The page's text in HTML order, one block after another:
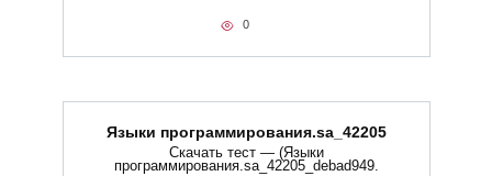
0
Языки программирования.sa_42205
Скачать тест — (Языки
программирования.sa_42205_debad949.